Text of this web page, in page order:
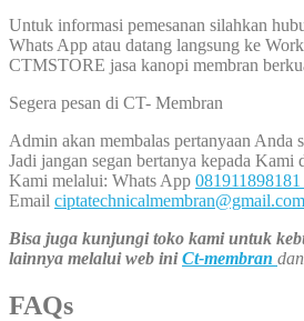
Untuk informasi pemesanan silahkan
Whats App atau datang langsung ke
CTMSTORE jasa kanopi membran
Segera pesan di CT- Membran
Admin akan membalas pertanyaan Anda
Jadi jangan segan bertanya kepada Kami
Kami melalui: Whats App 081911898181
Email ciptatechnicalmembran@gmail.com
Bisa juga kunjungi toko kami untuk
lainnya melalui web iniCt-membran dan
FAQs